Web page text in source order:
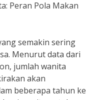
Peran Pola Makan
semakin sering
Menurut data dari
jumlah wanita
akan
beberapa tahun ke